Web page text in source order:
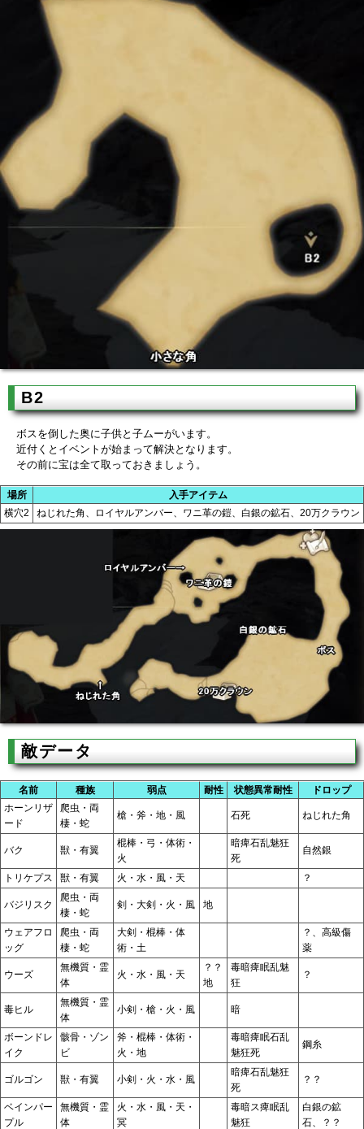
B2
ボスを倒した奥に子供と子ムーがいます。
近付くとイベントが始まって解決となります。
その前に宝は全て取っておきましょう。
場所
入手アイテム
横穴2
ねじれた角、ロイヤルアンバー、ワニ革の鎧、白銀の鉱石、20万クラウン
敵データ
名前 種族 弱点 耐性 状態異常耐性
ドロップ
ホーンリザ
ード
爬虫・両
棲・蛇
槍・斧・地・風 石死 ねじれた角
バク 獣・有翼
棍棒・弓・体術・
火
暗痺石乱魅狂
死
自然銀
トリケプス 獣・有翼 火・水・風・天 ？
バジリスク
爬虫・両
棲・蛇
剣・大剣・火・風 地
ウェアフロ
ッグ
爬虫・両
棲・蛇
大剣・棍棒・体
術・土
？、高級傷
薬
ウーズ
無機質・霊
体
火・水・風・天
？？
地
毒暗痺眠乱魅
狂
？
毒ヒル
無機質・霊
体
小剣・槍・火・風 暗
ボーンドレ
イク
骸骨・ゾン
ビ
斧・棍棒・体術・
火・地
毒暗痺眠石乱
魅狂死
鋼糸
ゴルゴン 獣・有翼 小剣・火・水・風
暗痺石乱魅狂
死
？？
ベインパー
プル
無機質・霊
体
火・水・風・天・
冥
毒暗ス痺眠乱
魅狂
白銀の鉱
石、？？